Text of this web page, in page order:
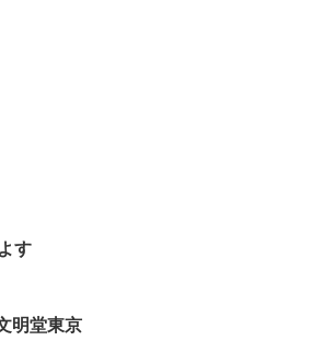
す
明堂東京